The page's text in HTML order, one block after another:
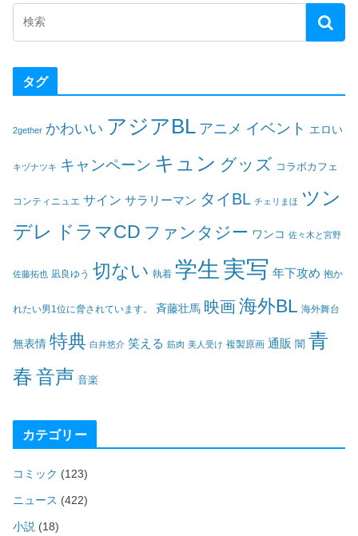
タグ
2gether かわいい アジアBL アニメ イベント エロい
キヅナツキ キャンペーン キュン グッズ コラボカフェ
コンティニュエ サイン サラリーマン タイBL チェリまほ ツン
デレ ドラマCD ファンタジー ワンコ 佐々木と宮野
佐藤拓也 凪良ゆう 切ない 執着 学生 実写 年下攻め 抱か
れたい男1位に脅されています。 斉藤壮馬 映画海外BL 海外舞台
無表情 特典 白井悠介 笑える 筋肉 美人受け 複製原画 通販 闇 青
春音声 音楽
カテゴリー
コミック (123)
ニュース (422)
小説 (18)